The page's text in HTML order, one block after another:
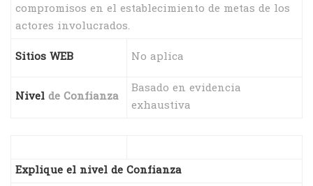
compromisos en el establecimiento de metas de los
actores involucrados.
Sitios WEB
No aplica
Nivel de Confianza
Basado en evidencia
exhaustiva
Explique el nivel de Confianza